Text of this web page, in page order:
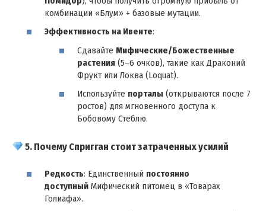
комбинации «Блум» + базовые мутации.
Эффективность на Ивенте:
Сдавайте Мифические/Божественные
растения (5–6 очков), такие как Драконий
Фрукт или Локва (Loquat).
Используйте порталы (открываются после 7
ростов) для мгновенного доступа к
Бобовому Стеблю.
5. Почему Спригган стоит затраченных усилий
Редкость: Единственный постоянно
доступный Мифический питомец в «Товарах
Голиафа».